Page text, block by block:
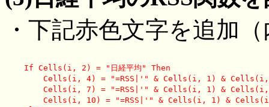
・下記赤色文字を追加
    If Cells(i, 2) = "日経平均" Then
Cells(i, 4) = "=RSS|'" & Cells(i, 1) & Cells(i,
Cells(i, 7) = "=RSS|'" & Cells(i, 1) & Cells(i,
Cells(i, 10) = "=RSS|'" & Cells(i, 1) &